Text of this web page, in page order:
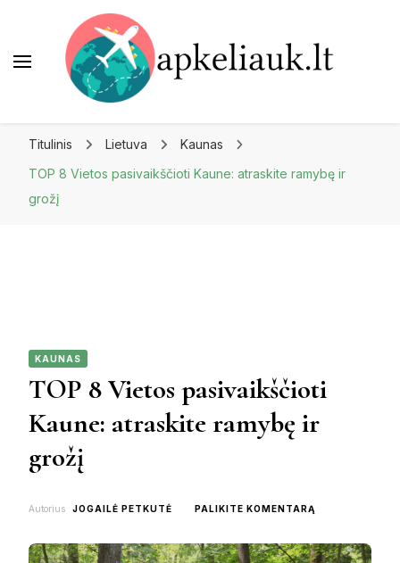
Titulinis Lietuva
Kaunas
TOP 8 Vietos pasivaikščioti Kaune: atraskite ramybę ir
grožį
KAUNAS
TOP 8 Vietos pasivaikščioti
Kaune: atraskite ramybę ir
grožį
Autorius JOGAILĖ PETKUTĖ PALIKITE KOMENTARĄ
VIETOS